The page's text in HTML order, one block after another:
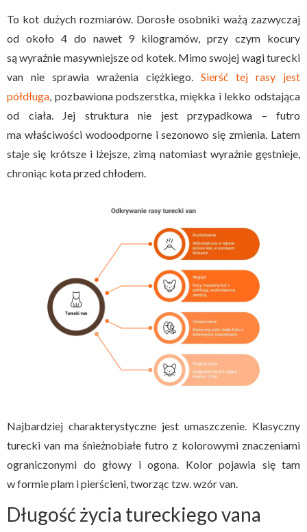
To kot dużych rozmiarów. Dorosłe osobniki ważą zazwyczaj
od około 4 do nawet 9 kilogramów, przy czym kocury
są wyraźnie masywniejsze od kotek. Mimo swojej wagi turecki
van nie sprawia wrażenia ciężkiego. Sierść tej rasy jest
półdługa , pozbawiona podszerstka, miękka i lekko odstająca
od ciała. Jej struktura nie jest przypadkowa – futro
ma właściwości wodoodporne i sezonowo się zmienia. Latem
staje się krótsze i lżejsze, zimą natomiast wyraźnie gęstnieje,
chroniąc kota przed chłodem.
Najbardziej charakterystyczne jest umaszczenie. Klasyczny
turecki van ma śnieżnobiałe futro z kolorowymi znaczeniami
ograniczonymi do głowy i ogona. Kolor pojawia się tam
w formie plam i pierścieni, tworząc tzw. wzór van.
Długość życia tureckiego vana